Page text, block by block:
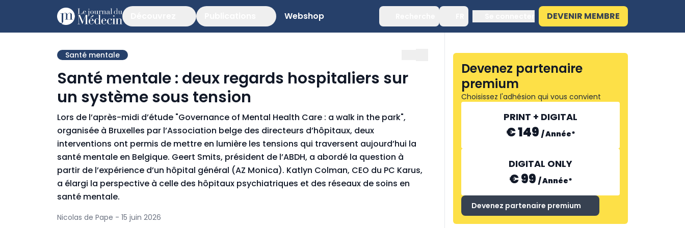
Webshop DEVENIR MEMBRE
Santé mentale
Santé mentale : deux regards hospitaliers sur
un système sous tension
Lors de l’après-midi d’étude "Governance of Mental Health Care : a walk in the park",
organisée à Bruxelles par l’Association belge des directeurs d’hôpitaux, deux
interventions ont permis de mettre en lumière les tensions qui traversent aujourd’hui la
santé mentale en Belgique. Geert Smits, président de l’ABDH, a abordé la question à
partir de l’expérience d’un hôpital général (AZ Monica). Katlyn Colman, CEO du PC Karus,
a élargi la perspective à celle des hôpitaux psychiatriques et des réseaux de soins en
santé mentale.
Nicolas de Pape - 15 juin 2026
Devenez partenaire
premium
Choisissez l'adhésion qui vous convient
PRINT + DIGITAL
€ 149 /Année*
DIGITAL ONLY
€ 99 /Année*
Devenez partenaire premium